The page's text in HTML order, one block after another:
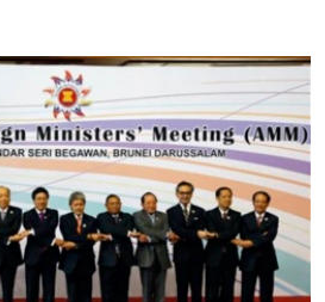
လွန်
အလက်များ